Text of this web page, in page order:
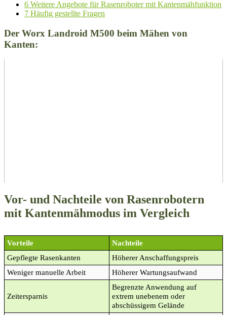
6 Weitere Angebote für Rasenroboter mit Kantenmähfunktion
7 Häufig gestellte Fragen
Der Worx Landroid M500 beim Mähen von
Kanten:
Vor- und Nachteile von Rasenrobotern
mit Kantenmähmodus im Vergleich
Vorteile
Nachteile
Gepflegte Rasenkanten
Höherer Anschaffungspreis
Weniger manuelle Arbeit
Höherer Wartungsaufwand
Zeitersparnis
Begrenzte Anwendung auf
extrem unebenem oder
abschüssigem Gelände